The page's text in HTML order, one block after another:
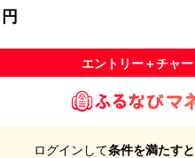
エントリー＋チャ
ログインして条件を満たすと